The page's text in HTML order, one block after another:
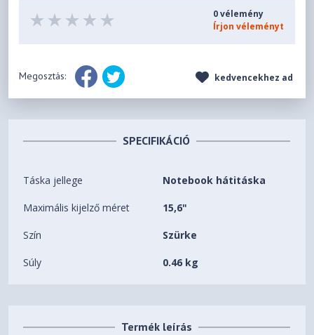
0 vélemény
Írjon véleményt
Megosztás: kedvencekhez ad
SPECIFIKÁCIÓ
Táska jellege Notebook hátitáska
Maximális kijelző méret 15,6"
Szín Szürke
Súly 0.46 kg
Termék leírás